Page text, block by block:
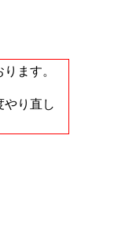
ます。
やり直し